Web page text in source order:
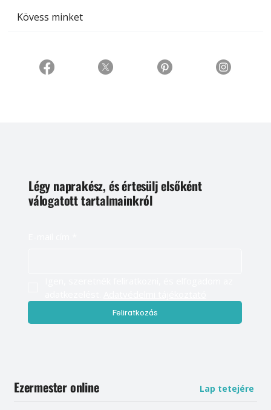
Kövess minket
Légy naprakész, és értesülj elsőként
válogatott tartalmainkról
Feliratkozás
Ezermester online Lap tetejére